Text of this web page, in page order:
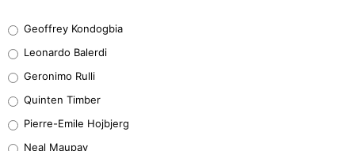
38%
32%
5%
Geoffrey Kondogbia
Leonardo Balerdi
Geronimo Rulli
Quinten Timber
Pierre-Emile Hojbjerg
Neal Maupay